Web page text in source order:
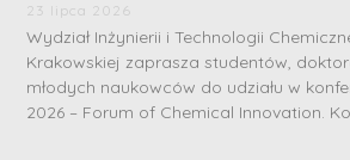
23 lipca 2026
Wydział Inżynierii i Technologii
Krakowskiej zaprasza studentów,
młodych naukowców do udziału w
2026 – Forum of Chemical Innovation.